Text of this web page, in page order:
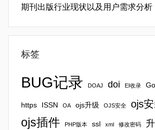
期刊出版行业现状以及用户需求分析
标签
BUG记录 DOAJ doi EI收录
https ISSN OA ojs升级 OJS安全 ojs
ojs插件 PHP版本 ssl xml 修改密码